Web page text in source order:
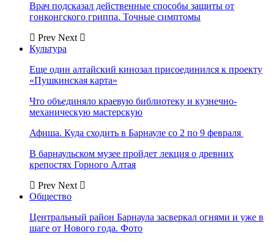
Врач подсказал действенные способы защиты от
гонконгского гриппа. Точные симптомы
Prev Next
Культура
Еще один алтайский кинозал присоединился к проекту
«Пушкинская карта»
Что объединяло краевую библиотеку и кузнечно-
механическую мастерскую
Афиша. Куда сходить в Барнауле со 2 по 9 февраля
В барнаульском музее пройдет лекция о древних
крепостях Горного Алтая
Prev Next
Общество
Центральный район Барнаула засверкал огнями и уже в
шаге от Нового года. Фото